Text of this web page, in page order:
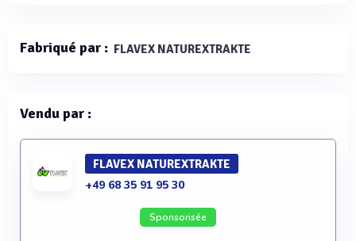
Fabriqué par : FLAVEX NATUREXTRAKTE
Vendu par :
FLAVEX NATUREXTRAKTE
+49 68 35 91 95 30
Sponsorisée